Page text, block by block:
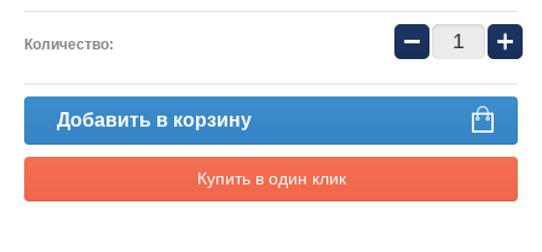
Количество: − +
Добавить в корзину
Купить в один клик